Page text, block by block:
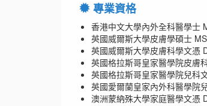
專業資格
香港中文大學內外全科醫學士
英國威爾斯大學皮膚學碩士
英國威爾斯大學皮膚科學文憑
英國格拉斯哥皇家醫學院皮膚
英國格拉斯哥皇家醫學院兒科
英國愛爾蘭皇家內外科醫學院
澳洲蒙納殊大學家庭醫學文憑